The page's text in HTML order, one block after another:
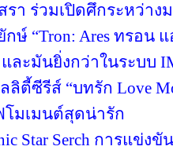
รา ร่วมเปิดศึกระหว่าง
ษ์ “Tron: Ares ทรอน
ละมันยิ่งกว่าในระบบ
ลิตี้ซีรีส์ “บทรัก Love
มเมนต์สุดน่ารัก
Star Serch การแข่ง